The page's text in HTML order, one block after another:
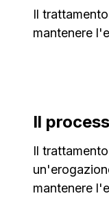
Il
mantenere
Il
Il
mantenere